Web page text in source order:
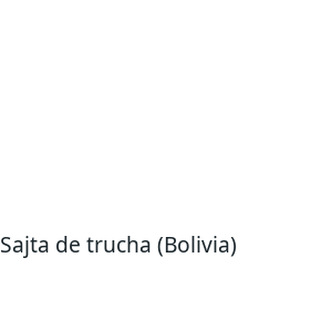
Sajta de trucha (Bolivia)